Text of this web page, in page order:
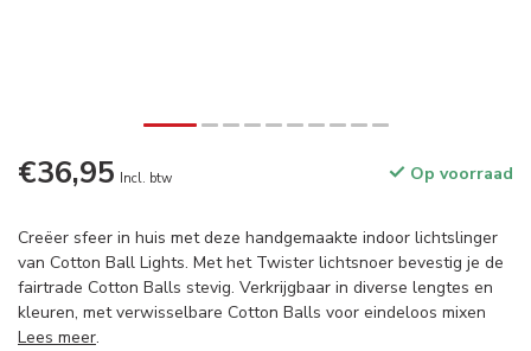
€36,95 Incl. btw Op voorraad
Creëer sfeer in huis met deze handgemaakte indoor lichtslinger
van Cotton Ball Lights. Met het Twister lichtsnoer bevestig je de
fairtrade Cotton Balls stevig. Verkrijgbaar in diverse lengtes en
kleuren, met verwisselbare Cotton Balls voor eindeloos mixen
Lees meer.